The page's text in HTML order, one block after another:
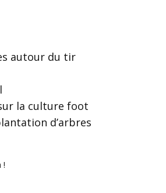
autour du tir
la culture foot
d’arbres
!